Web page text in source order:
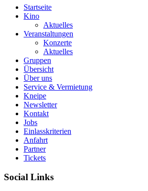
Startseite
Kino
Aktuelles
Veranstaltungen
Konzerte
Aktuelles
Gruppen
Übersicht
Über uns
Service & Vermietung
Kneipe
Newsletter
Kontakt
Jobs
Einlasskriterien
Anfahrt
Partner
Tickets
Social Links